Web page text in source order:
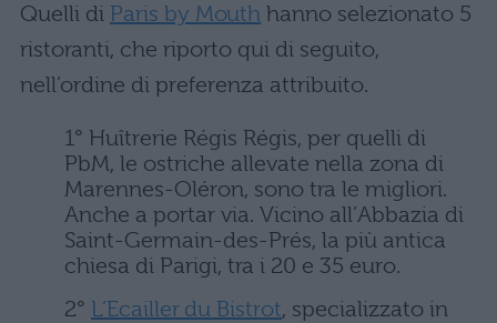
Quelli di Paris by Mouth hanno selezionato 5
ristoranti, che riporto qui di seguito,
nell’ordine di preferenza attribuito.
1° Huîtrerie Régis Régis, per quelli di
PbM, le ostriche allevate nella zona di
Marennes-Oléron, sono tra le migliori.
Anche a portar via. Vicino all’Abbazia di
Saint-Germain-des-Prés, la più antica
chiesa di Parigi, tra i 20 e 35 euro.
2° L’Ecailler du Bistrot, specializzato in